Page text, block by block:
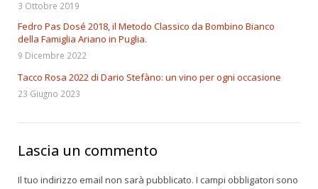
3 Ottobre 2019
Fedro Pas Dosé 2018, il Metodo Classico da Bombino Bianco
della Famiglia Ariano in Puglia.
9 Dicembre 2022
Tacco Rosa 2022 di Dario Stefàno: un vino per ogni occasione
23 Giugno 2023
Lascia un commento
Il tuo indirizzo email non sarà pubblicato. I campi obbligatori sono